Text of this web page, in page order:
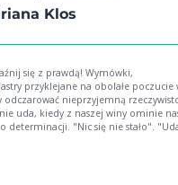
Klos
prawdą! Wymówki,
przyklejane na obolałe poczucie
nieprzyjemną
uda, kiedy z naszej winy ominie
"Nic się nie stało".